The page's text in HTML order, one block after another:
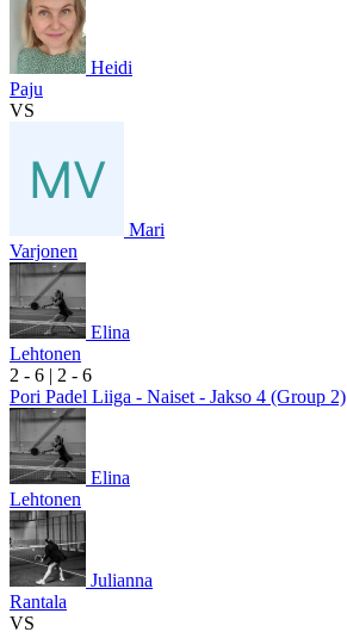
Heidi
Paju
VS
Mari
Varjonen
Elina
Lehtonen
2 - 6 | 2 - 6
Pori Padel Liiga - Naiset - Jakso 4 (Group 2)
Elina
Lehtonen
Julianna
Rantala
VS